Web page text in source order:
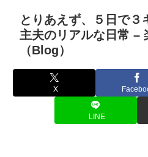
とりあえず、５日で３
主夫のリアルな日常 –
（Blog）
X
LINE